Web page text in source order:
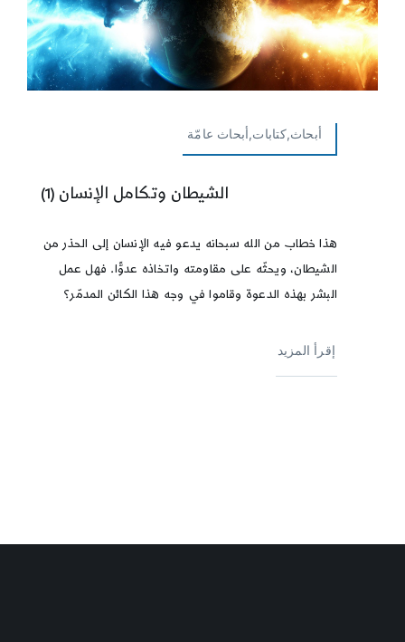
أبحاث,كتابات,أبحاث عامّة
الشيطان وتكامل الإنسان (1)
هذا خطاب من الله سبحانه يدعو فيه الإنسان إلى الحذر من
الشيطان، ويحثّه على مقاومته واتخاذه عدوًّا. فهل عمل
البشر بهذه الدعوة وقاموا في وجه هذا الكائن المدمّر؟
إقرأ المزيد